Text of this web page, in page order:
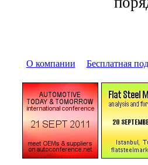
О компании Бесплатная